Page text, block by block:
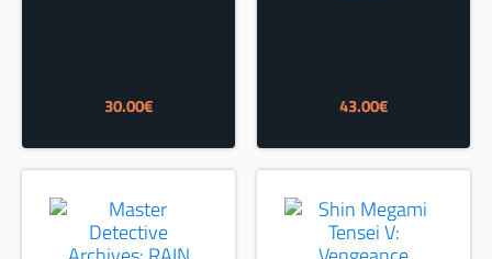
30.00€ 43.00€